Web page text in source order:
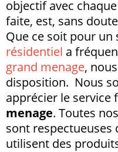
objectif avec
faite, est, sans
Que ce soit pour un
résidentiel a
grand menage,
disposition. Nous
apprécier le service
menage. Toutes
sont respectueuses
utilisent des